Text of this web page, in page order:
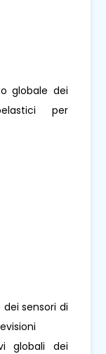
globale dei
per
sensori di
globali dei